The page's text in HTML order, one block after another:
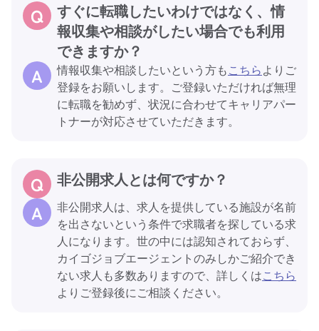
すぐに転職したいわけではなく、情
報収集や相談がしたい場合でも利用
できますか？
情報収集や相談したいという方もこちらよりご
登録をお願いします。ご登録いただければ無理
に転職を勧めず、状況に合わせてキャリアパー
トナーが対応させていただきます。
非公開求人とは何ですか？
非公開求人は、求人を提供している施設が名前
を出さないという条件で求職者を探している求
人になります。世の中には認知されておらず、
カイゴジョブエージェントのみしかご紹介でき
ない求人も多数ありますので、詳しくはこちら
よりご登録後にご相談ください。